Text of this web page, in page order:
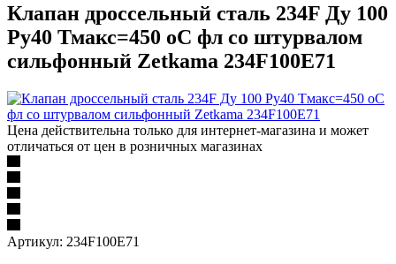
Клапан дроссельный сталь 234F Ду 100
Ру40 Тмакс=450 оС фл со штурвалом
сильфонный Zetkama 234F100E71
Цена действительна только для интернет-магазина и может
отличаться от цен в розничных магазинах
Артикул: 234F100E71